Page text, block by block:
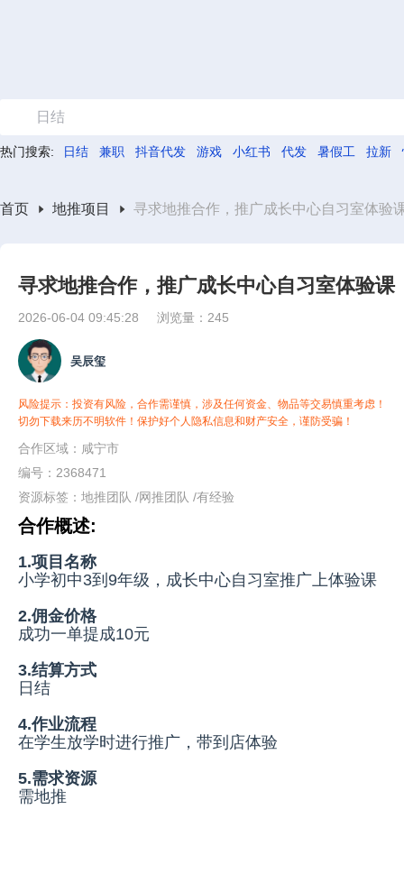
日结
热门搜索: 日结 兼职 抖音代发 游戏 小红书 代发 暑假工 拉新
首页 地推项目 寻求地推合作，推广成长中心自习室体验
寻求地推合作，推广成长中心自习室体验课
2026-06-04 09:45:28 浏览量：245
吴辰玺
风险提示：投资有风险，合作需谨慎，涉及任何资金、物品等交易慎重考虑！
切勿下载来历不明软件！保护好个人隐私信息和财产安全，谨防受骗！
合作区域：咸宁市
编号：2368471
资源标签： 地推团队 /网推团队 /有经验
合作概述:
1.项目名称
小学初中3到9年级，成长中心自习室推广上体验课
2.佣金价格
成功一单提成10元
3.结算方式
日结
4.作业流程
在学生放学时进行推广，带到店体验
5.需求资源
需地推